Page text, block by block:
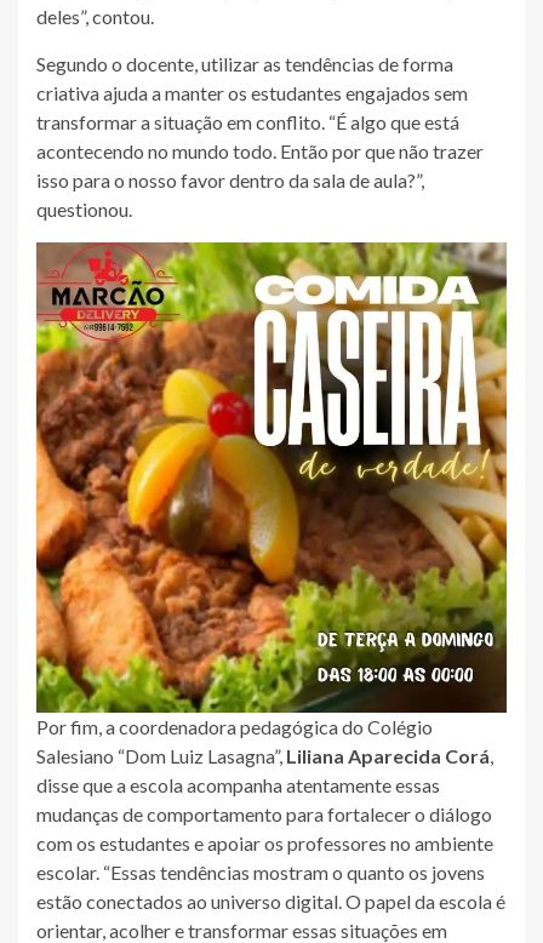
deles”, contou.
Segundo o docente, utilizar as tendências de forma
criativa ajuda a manter os estudantes engajados sem
transformar a situação em conflito. “É algo que está
acontecendo no mundo todo. Então por que não trazer
isso para o nosso favor dentro da sala de aula?”,
questionou.
Por fim, a coordenadora pedagógica do Colégio
Salesiano “Dom Luiz Lasagna”, Liliana Aparecida Corá
disse que a escola acompanha atentamente essas
mudanças de comportamento para fortalecer o diálogo
com os estudantes e apoiar os professores no ambiente
escolar. “Essas tendências mostram o quanto os jovens
estão conectados ao universo digital. O papel da escola é
orientar, acolher e transformar essas situações em